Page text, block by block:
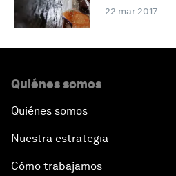
22 mar 2017
Quiénes somos
Quiénes somos
Nuestra estrategia
Cómo trabajamos